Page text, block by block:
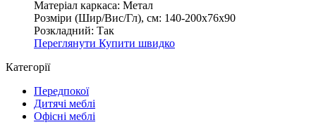
Матеріал каркаса: Метал
Розміри (Шир/Вис/Гл), см: 140-200х76х90
Розкладний: Так
Переглянути Купити швидко
Категорії
Передпокої
Дитячі меблі
Офісні меблі